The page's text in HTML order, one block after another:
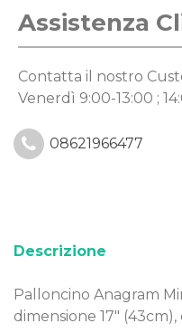
Assistenza
Contatta il nostro
Venerdì 9:00-13:00 ;
08621966477
Descrizione
Palloncino Anagram
dimensione 17"